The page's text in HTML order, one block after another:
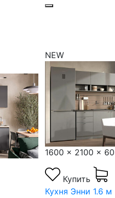
NEW
1600 x 2100 x
Купить
Кухня Энни 1.6 м